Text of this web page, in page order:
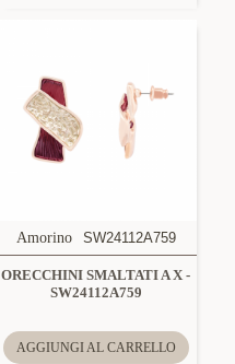
Amorino SW24112A759
ORECCHINI SMALTATI A X -
SW24112A759
AGGIUNGI AL CARRELLO